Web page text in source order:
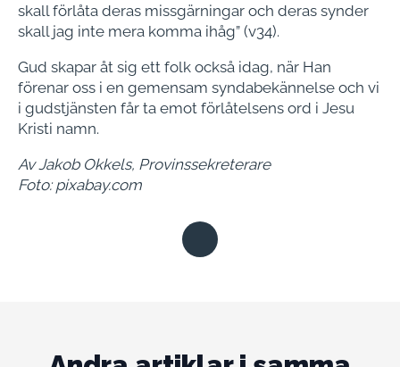
skall förlåta deras missgärningar och deras synder
skall jag inte mera komma ihåg” (v34).
Gud skapar åt sig ett folk också idag, när Han
förenar oss i en gemensam syndabekännelse och vi
i gudstjänsten får ta emot förlåtelsens ord i Jesu
Kristi namn.
Av Jakob Okkels, Provinssekreterare
Foto: pixabay.com